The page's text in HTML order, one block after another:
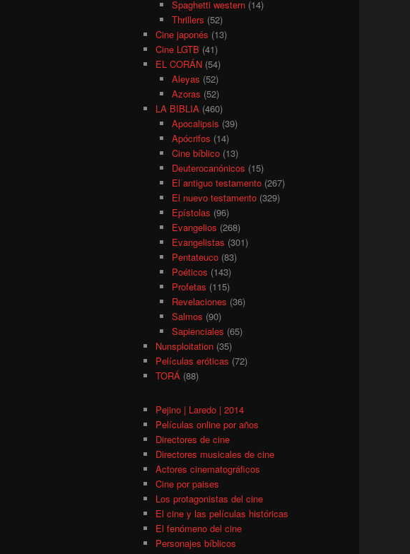
Spaghetti western(14)
Thrillers (52)
Cine japonés (13)
Cine LGTB (41)
EL CORÁN (54)
Aleyas (52)
Azoras (52)
LA BIBLIA (460)
Apocalipsis (39)
Apócrifos (14)
Cine bíblico(13)
Deuterocanónicos (15)
El antiguo testamento(267)
El nuevo testamento(329)
Epístolas (96)
Evangelios (268)
Evangelistas (301)
Pentateuco(83)
Poéticos (143)
Profetas (115)
Revelaciones (36)
Salmos (90)
Sapienciales (65)
Nunsploitation (35)
Películas eróticas (72)
TORÁ (88)
Pejino | Laredo | 2014
Películas online por años
Directores de cine
Directores musicales de cine
Actores cinematográficos
Cine por paises
Los protagonistas del cine
El cine y las películas históricas
El fenómeno del cine
Personajes bíblicos